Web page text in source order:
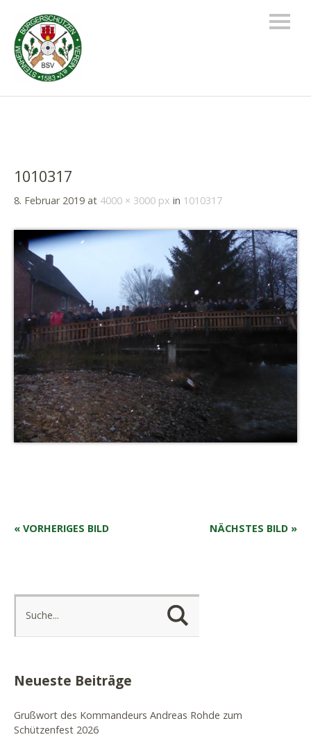
1010317
8. Februar 2019 at 4000 × 3000 px in 1010317
« VORHERIGES BILD NÄCHSTES BILD »
Neueste Beiträge
Grußwort des Kommandeurs Andreas Rohde zum
Schützenfest 2026